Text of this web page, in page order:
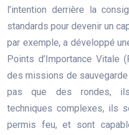
l’intention derrière la
standards pour devenir un
par exemple, a développé
Points d’Importance
des missions de
pas que des rondes,
techniques complexes, ils
permis feu, et sont